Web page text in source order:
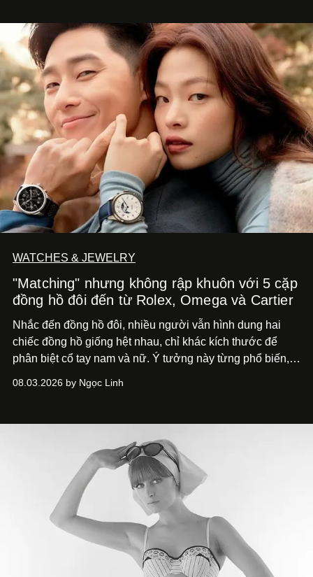
WATCHES & JEWELRY
"Matching" nhưng không rập khuôn với 5 cặp
đồng hồ đôi đến từ Rolex, Omega và Cartier
Nhắc đến đồng hồ đôi, nhiều người vẫn hình dung hai
chiếc đồng hồ giống hệt nhau, chỉ khác kích thước để
phân biệt cổ tay nam và nữ. Ý tưởng này từng phổ biến,
khá rập khuôn. Nói lời tạm biết hai phiên bản nam nữ
mải miết tìm kiếm sự đồng nhất tuyệt đối. Họ để những
đường nét, tỷ lệ và bảng màu nối liền hai thiết kế, dù mỗi
phiên bản vẫn mang linh hồn riêng.
08.03.2026 by Ngọc Linh